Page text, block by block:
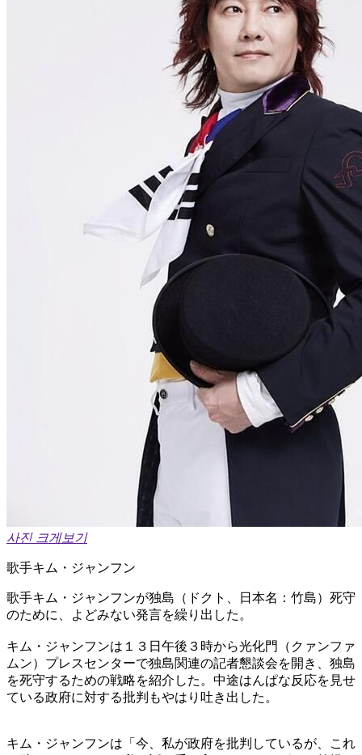
사진 크게보기
歌手キム・ジャンフン
歌手キム・ジャンフンが独島（ドクト、日本名：竹島）死守
のために、よどみない発言を繰り出した。
キム・ジャンフンは１３日午後３時から光化門（クァンファ
ムン）プレスセンターで独島関連の記者懇談会を開き、独島
を死守するための戦略を紹介した。中途はんぱな反応を見せ
ている政府に対する批判もやはり吐き出した。
キム・ジャンフンは「今、私が政府を批判しているが、これ